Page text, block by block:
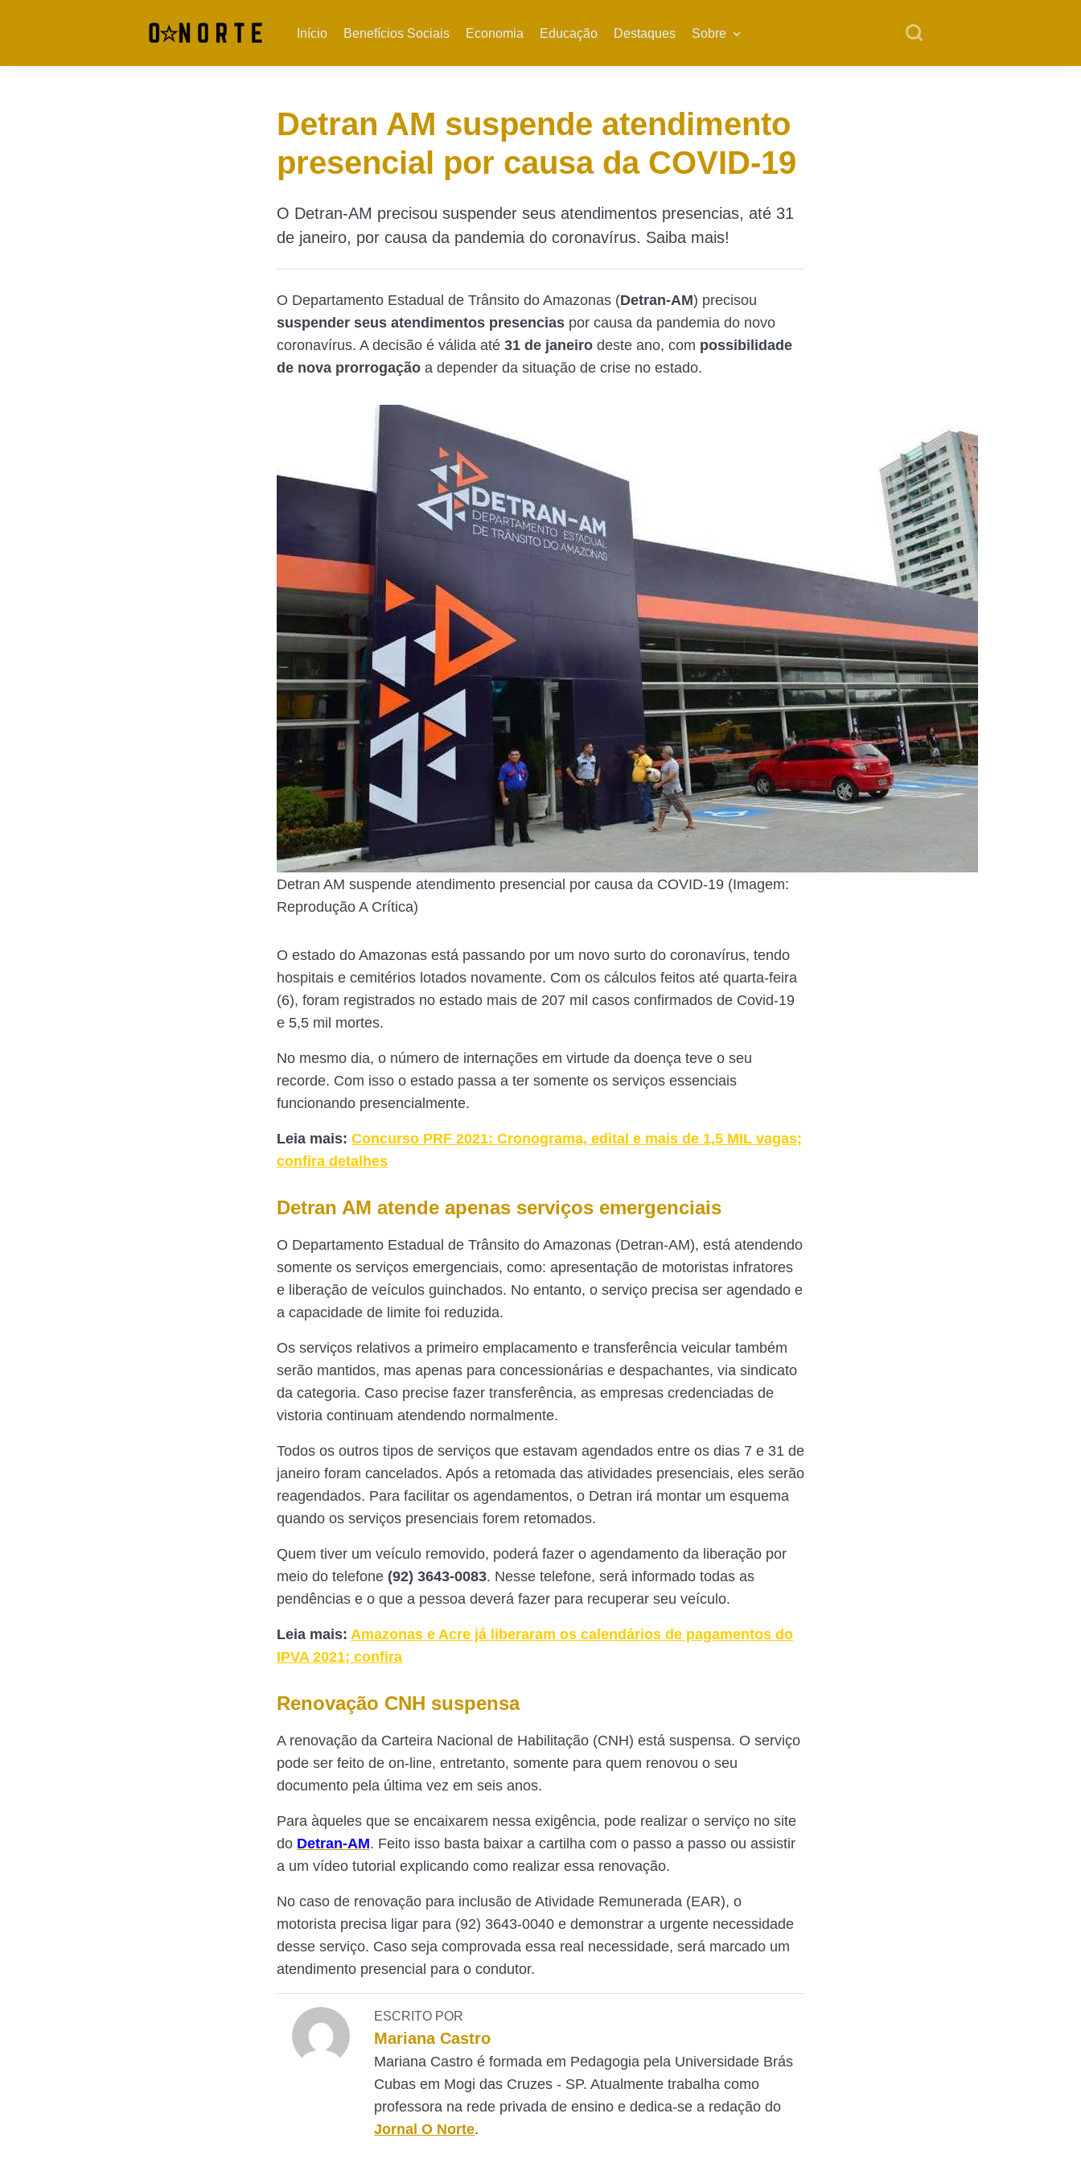
Início Benefícios Sociais Economia Educação Destaques Sobre
Detran AM suspende atendimento
presencial por causa da COVID-19
O Detran-AM precisou suspender seus atendimentos presencias, até 31
de janeiro, por causa da pandemia do coronavírus. Saiba mais!
O Departamento Estadual de Trânsito do Amazonas (Detran-AM) precisou
suspender seus atendimentos presencias por causa da pandemia do novo
coronavírus. A decisão é válida até 31 de janeiro deste ano, com possibilidade
de nova prorrogação a depender da situação de crise no estado.
Detran AM suspende atendimento presencial por causa da COVID-19 (Imagem:
Reprodução A Crítica)
O estado do Amazonas está passando por um novo surto do coronavírus, tendo
hospitais e cemitérios lotados novamente. Com os cálculos feitos até quarta-feira
(6), foram registrados no estado mais de 207 mil casos confirmados de Covid-19
e 5,5 mil mortes.
No mesmo dia, o número de internações em virtude da doença teve o seu
recorde. Com isso o estado passa a ter somente os serviços essenciais
funcionando presencialmente.
Leia mais: Concurso PRF 2021: Cronograma, edital e mais de 1,5 MIL vagas;
confira detalhes
Detran AM atende apenas serviços emergenciais
O Departamento Estadual de Trânsito do Amazonas (Detran-AM), está atendendo
somente os serviços emergenciais, como: apresentação de motoristas infratores
e liberação de veículos guinchados. No entanto, o serviço precisa ser agendado e
a capacidade de limite foi reduzida.
Os serviços relativos a primeiro emplacamento e transferência veicular também
serão mantidos, mas apenas para concessionárias e despachantes, via sindicato
da categoria. Caso precise fazer transferência, as empresas credenciadas de
vistoria continuam atendendo normalmente.
Todos os outros tipos de serviços que estavam agendados entre os dias 7 e 31 de
janeiro foram cancelados. Após a retomada das atividades presenciais, eles serão
reagendados. Para facilitar os agendamentos, o Detran irá montar um esquema
quando os serviços presenciais forem retomados.
Quem tiver um veículo removido, poderá fazer o agendamento da liberação por
meio do telefone (92) 3643-0083. Nesse telefone, será informado todas as
pendências e o que a pessoa deverá fazer para recuperar seu veículo.
Leia mais: Amazonas e Acre já liberaram os calendários de pagamentos do
IPVA 2021; confira
Renovação CNH suspensa
A renovação da Carteira Nacional de Habilitação (CNH) está suspensa. O serviço
pode ser feito de on-line, entretanto, somente para quem renovou o seu
documento pela última vez em seis anos.
Para àqueles que se encaixarem nessa exigência, pode realizar o serviço no site
do Detran-AM. Feito isso basta baixar a cartilha com o passo a passo ou assistir
a um vídeo tutorial explicando como realizar essa renovação.
No caso de renovação para inclusão de Atividade Remunerada (EAR), o
motorista precisa ligar para (92) 3643-0040 e demonstrar a urgente necessidade
desse serviço. Caso seja comprovada essa real necessidade, será marcado um
atendimento presencial para o condutor.
ESCRITO POR
Mariana Castro
Mariana Castro é formada em Pedagogia pela Universidade Brás
Cubas em Mogi das Cruzes - SP. Atualmente trabalha como
professora na rede privada de ensino e dedica-se a redação do
Jornal O Norte.